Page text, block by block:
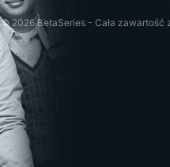
© 2026 BetaSeries - Cała zawartość